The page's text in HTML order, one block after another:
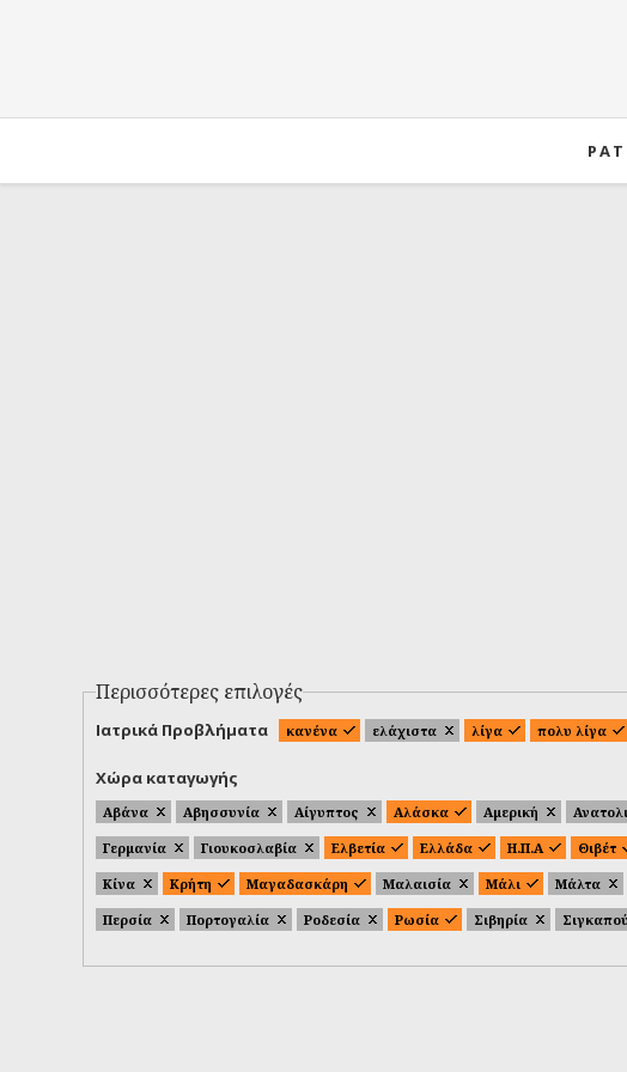
Περισσότερες επιλογές
Ιατρικά Προβλήματα κανένα ελάχιστα λίγα πολυ λίγα
Χώρα καταγωγής
Αβάνα Αβησσυνία Αίγυπτος Αλάσκα Αμερική
Γερμανία
Γιουκοσλαβία Ελβετία Ελλάδα Η.Π.Α Θιβέτ
Κίνα
Κρήτη Μαγαδασκάρη Μαλαισία Μάλι Μάλτα
Περσία
Πορτογαλία Ροδεσία Ρωσία Σιβηρία